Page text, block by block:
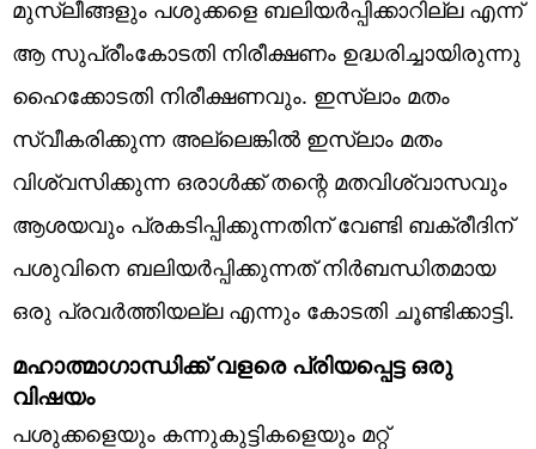
മുസ്ലീങ്ങളും പശുക്കളെ ബലിയർപ്പിക്കാറില്ല എന്ന്
ആ സുപ്രീംകോടതി നിരീക്ഷണം ഉദ്ധരിച്ചായിരുന്നു
ഹൈക്കോടതി നിരീക്ഷണവും. ഇസ്ലാം മതം
സ്വീകരിക്കുന്ന അല്ലെങ്കിൽ ഇസ്ലാം മതം
വിശ്വസിക്കുന്ന ഒരാൾക്ക് തന്റെ മതവിശ്വാസവും
ആശയവും പ്രകടിപ്പിക്കുന്നതിന് വേണ്ടി ബക്രീദിന്
പശുവിനെ ബലിയർപ്പിക്കുന്നത് നിർബന്ധിതമായ
ഒരു പ്രവർത്തിയല്ല എന്നും കോടതി ചൂണ്ടിക്കാട്ടി.
മഹാത്മാഗാന്ധിക്ക് വളരെ പ്രിയപ്പെട്ട ഒരു
വിഷയം
പശുക്കളെയും കന്നുകുട്ടികളെയും മറ്റ്